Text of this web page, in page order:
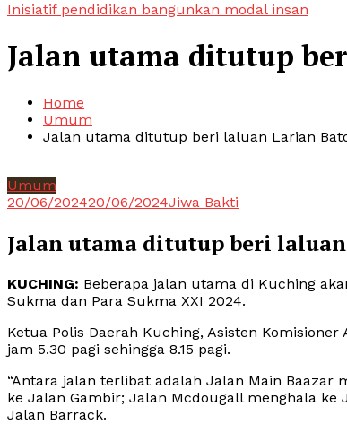
Inisiatif pendidikan bangunkan modal insan
Jalan utama ditutup
Home
Umum
Jalan utama ditutup beri laluan Larian
Umum
20/06/202420/06/2024Jiwa Bakti
Jalan utama ditutup beri
KUCHING: Beberapa jalan utama di Kuching
Sukma dan Para Sukma XXI 2024.
Ketua Polis Daerah Kuching, Asisten
jam 5.30 pagi sehingga 8.15 pagi.
“Antara jalan terlibat adalah Jalan Main Baazar
ke Jalan Gambir; Jalan Mcdougall menghala ke
Jalan Barrack.